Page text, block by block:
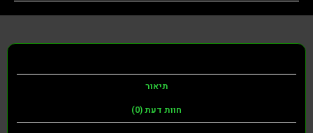
תיאור
חוות דעת (0)